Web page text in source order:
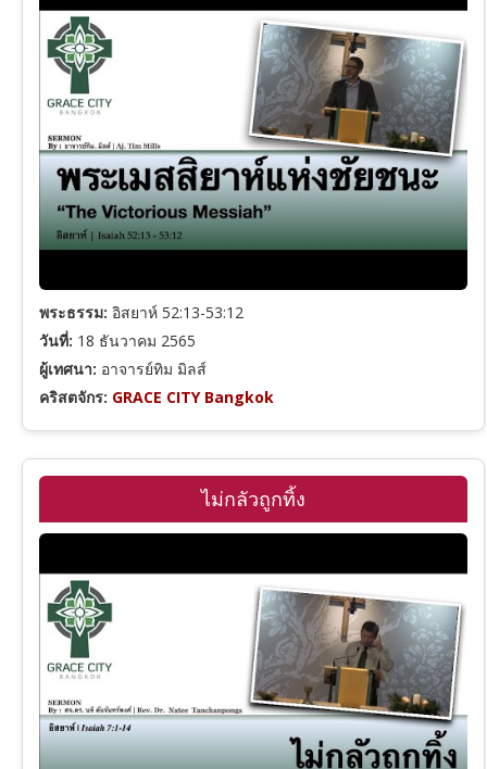
เอสเธอร์
โยบ
สดุดี
สุภาษิต
ปัญญาจารย์
เพลงซาโลมอน
อิสยาห์
เยเรมีย์
ดาเนียล
โฮเชยา
อาโมส
พระธรรม: อิสยาห์ 52:13-53:12
วันที่: 18 ธันวาคม 2565
ผู้เทศนา: อาจารย์ทิม มิลส์
คริสตจักร: GRACE CITY Bangkok
ไม่กลัวถูกทิ้ง